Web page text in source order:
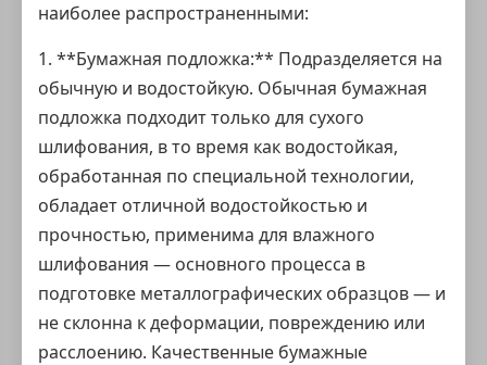
наиболее распространенными:
1. **Бумажная подложка:** Подразделяется на
обычную и водостойкую. Обычная бумажная
подложка подходит только для сухого
шлифования, в то время как водостойкая,
обработанная по специальной технологии,
обладает отличной водостойкостью и
прочностью, применима для влажного
шлифования — основного процесса в
подготовке металлографических образцов — и
не склонна к деформации, повреждению или
расслоению. Качественные бумажные